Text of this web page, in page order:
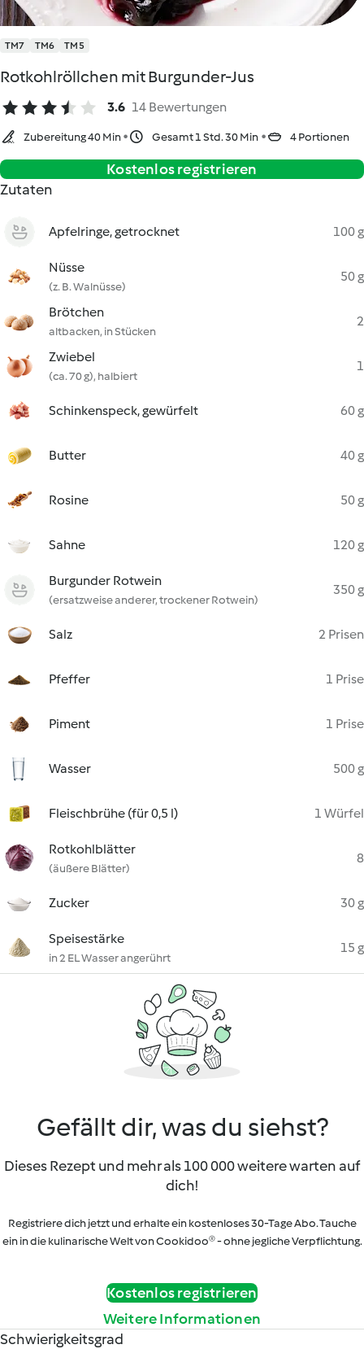
TM7 TM6 TM5
Rotkohlröllchen mit Burgunder-Jus
3.6 14 Bewertungen
Zubereitung 40 Min Gesamt 1 Std. 30 Min 4 Portionen
Kostenlos registrieren
Zutaten
Apfelringe, getrocknet 100 g
Nüsse
(z. B. Walnüsse)
50 g
Brötchen
altbacken, in Stücken
2
Zwiebel
(ca. 70 g), halbiert
1
Schinkenspeck, gewürfelt 60 g
Butter 40 g
Rosine 50 g
Sahne 120 g
Burgunder Rotwein
(ersatzweise anderer, trockener Rotwein)
350 g
Salz 2 Prisen
Pfeffer 1 Prise
Piment 1 Prise
Wasser 500 g
Fleischbrühe (für 0,5 l) 1 Würfel
Rotkohlblätter
(äußere Blätter)
8
Zucker 30 g
Speisestärke
in 2 EL Wasser angerührt
15 g
Gefällt dir, was du siehst?
Dieses Rezept und mehr als 100 000 weitere warten auf
dich!
Registriere dich jetzt und erhalte ein kostenloses 30-Tage Abo. Tauche
ein in die kulinarische Welt von Cookidoo® - ohne jegliche Verpflichtung.
Kostenlos registrieren
Weitere Informationen
Schwierigkeitsgrad